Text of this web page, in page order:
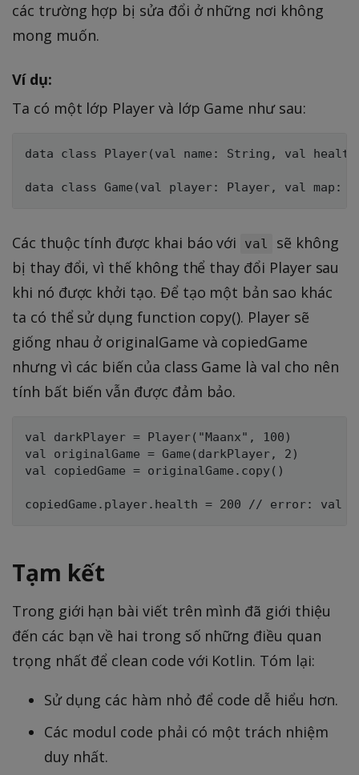
các trường hợp bị sửa đổi ở những nơi không
mong muốn.
Ví dụ:
Ta có một lớp Player và lớp Game như sau:
data class Player(val name: String, val
Các thuộc tính được khai báo với val
sẽ không
bị thay đổi, vì thế không thể thay đổi Player sau
khi nó được khởi tạo. Để tạo một bản sao khác
ta có thể sử dụng function copy(). Player sẽ
giống nhau ở originalGame và copiedGame
nhưng vì các biến của class Game là val cho nên
tính bất biến vẫn được đảm bảo.
val darkPlayer = Player("Maanx", 100)
val originalGame = Game(darkPlayer, 2)
val copiedGame = originalGame.copy()
Tạm kết
Trong giới hạn bài viết trên mình đã giới thiệu
đến các bạn về hai trong số những điều quan
trọng nhất để clean code với Kotlin. Tóm lại:
Sử dụng các hàm nhỏ để code dễ hiểu hơn.
Các modul code phải có một trách nhiệm
duy nhất.